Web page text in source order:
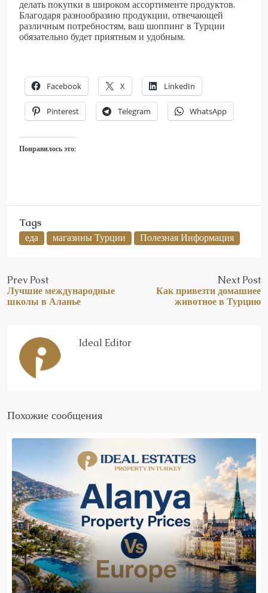
делать покупки в широком ассортименте продуктов.
Благодаря разнообразию продукции, отвечающей
различным потребностям, ваш шоппинг в Турции
обязательно будет приятным и удобным.
Facebook X LinkedIn
Pinterest Telegram WhatsApp
Понравилось это:
Tags
еда
магазины Турции Полезная Информация
Prev Post
Лучшие международные
школы в Аланье
Next Post
Как привезти домашнее
животное в Турцию
Ideal Editor
Похожие сообщения